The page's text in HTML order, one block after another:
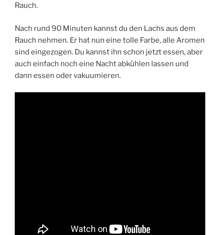
Rauch.
Nach rund 90 Minuten kannst du den Lachs aus dem
Rauch nehmen. Er hat nun eine tolle Farbe, alle Aromen
sind eingezogen. Du kannst ihn schon jetzt essen, aber
auch einfach noch eine Nacht abkühlen lassen und
dann essen oder vakuumieren.